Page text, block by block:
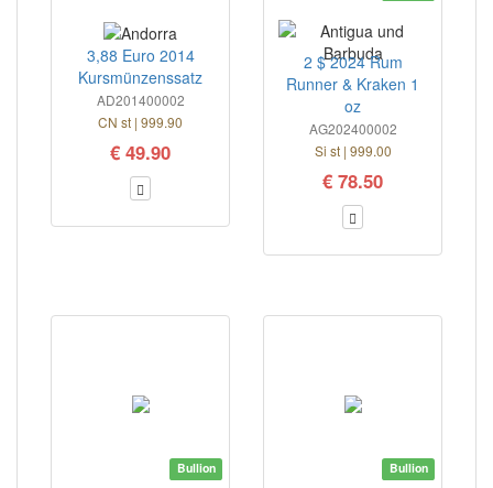
3,88 Euro 2014
Kursmünzenssatz
AD201400002
CN st | 999.90
€ 49.90
2 $ 2024 Rum
Runner & Kraken 1
oz
AG202400002
Si st | 999.00
€ 78.50
Bullion Bullion